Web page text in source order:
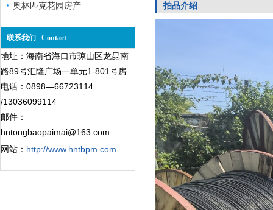
奥林匹克花园房产
联系我们 Contact
地址：海南省海口市琼山区龙昆南
路89号汇隆广场一单元1-801号房
电话：0898—66723114
/13036099114
邮件：
hntongbaopaimai@163.com
网站： http://www.hntbpm.com
拍品介绍